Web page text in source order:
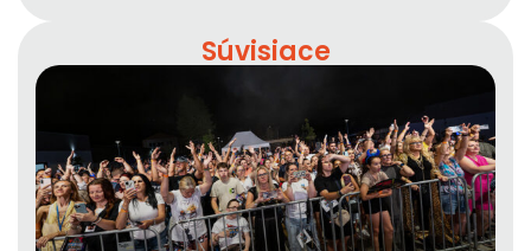
Súvisiace